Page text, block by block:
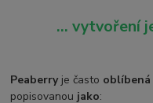
… vytvoření
Peaberryje často oblíbená
popisovanou jako: